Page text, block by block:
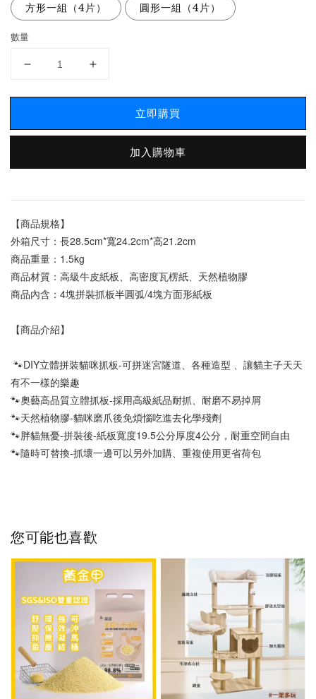
方形一組（4片） 圓形一組（4片）
數量
立即購買
加入購物車
【商品規格】
外箱尺寸：長28.5cm*寬24.2cm*高21.2cm
商品重量：1.5kg
商品材質：高級牛皮紙板、高密度瓦楞紙、天然植物膠
商品內含：4塊拼裝抓板半圓弧/4塊方面形紙板
【商品介紹】
🐾DIY立體拼裝貓咪抓板-可拼迷宮隧道、各種造型 、讓貓主子天天
有不一樣的樂趣
🐾奧藝高品質立體抓板-採用高級紙品耐抓、耐磨不易掉屑
🐾天然植物膠-貓咪磨爪後免煩惱吃進去化學殘劑
🐾胖貓無憂-拼裝後-紙板寬度19.5公分厚度4公分，耐重空間自由
🐾隨時可替換-抓壞一邊可以另外加購、重複使用更省荷包
您可能也喜歡